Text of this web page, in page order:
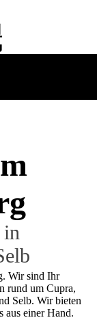
Wir sind Ihr
rund um Cupra,
Selb. Wir bieten
aus einer Hand.